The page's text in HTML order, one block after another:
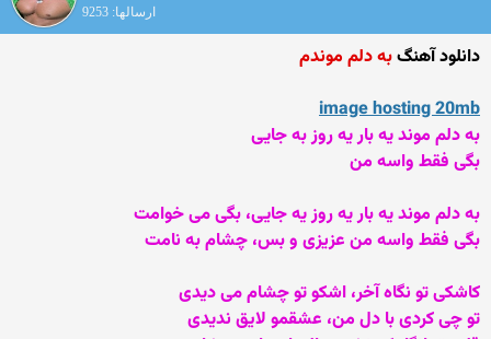
ارسالها: 9253
دانلود آهنگبه دلم موندم
image hosting 20mb
به دلم موند یه بار یه روز به جایی
بگی فقط واسه من
به دلم موند یه بار یه روز یه جایی، بگی می خوامت
بگی فقط واسه من عزیزی و بس، چشام به نامت
کاشکی تو نگاه آخر، اشکو تو چشام می دیدی
تو چی کردی با دل من، عشقمو لایق ندیدی